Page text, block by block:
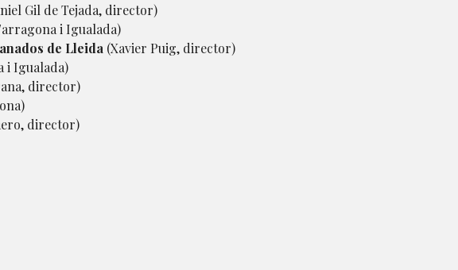
Gil de Tejada, director)
i Igualada)
de Lleida (Xavier Puig, director)
i Igualada)
director)
director)